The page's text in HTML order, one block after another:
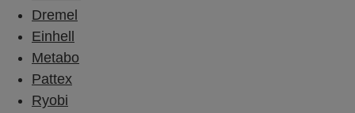
Dremel
Einhell
Metabo
Pattex
Ryobi